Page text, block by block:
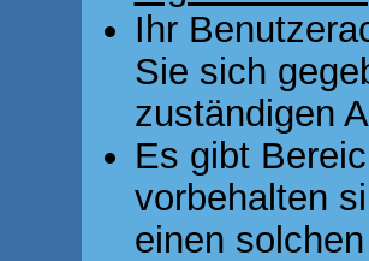
Ihr
Sie sich
zuständigen
Es gibt
vorbehalten
einen